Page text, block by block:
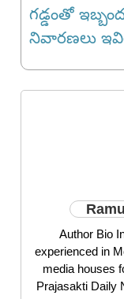
గ‌డ్డంతో
నివార‌ణ‌లు
Author Bio
experienced in
media houses
Prajasakti Daily